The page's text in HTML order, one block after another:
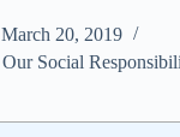
March 20, 2019
Our Social